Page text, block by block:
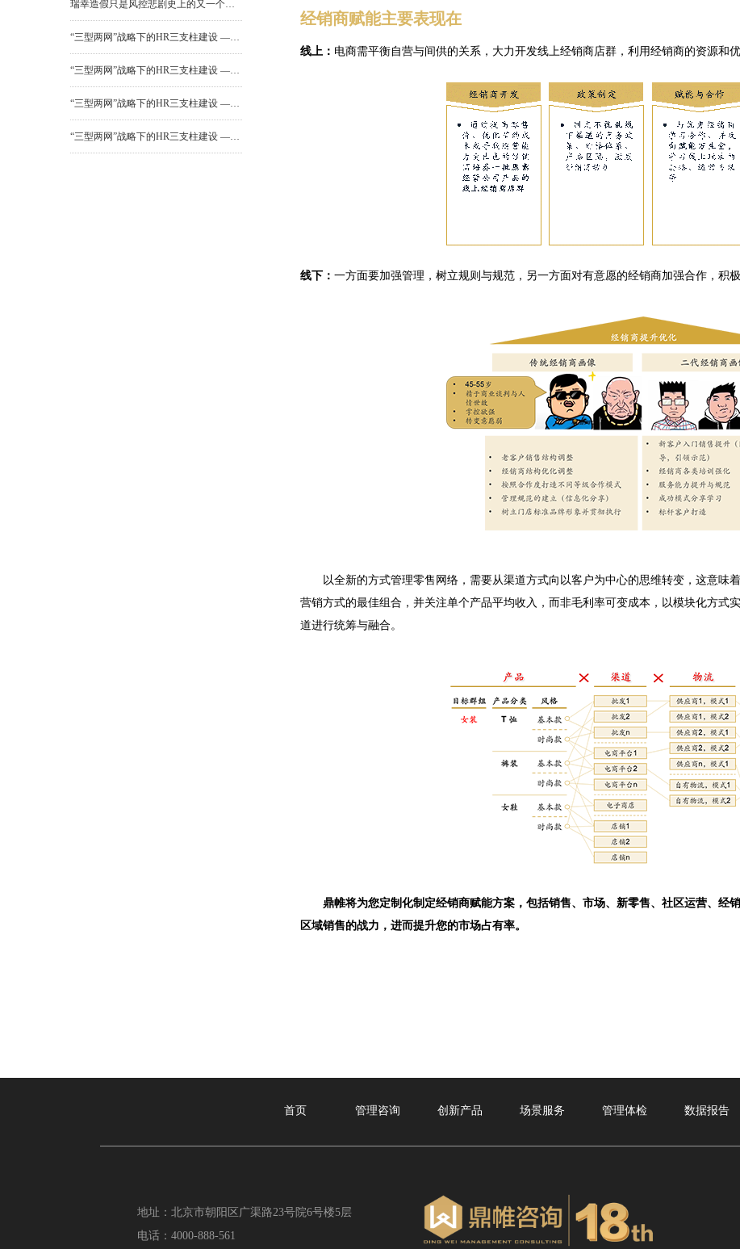
经销商赋能主要表现在
线上： 电商需平衡自营与间供的关系，大力开发线上经销商店群，利用经销商的资源和
线下： 一方面要加强管理，树立规则与规范，另一方面对有意愿的经销商加强合作，积
以全新的方式管理零售网络，需要从渠道方式向以客户为中心的思维转变，这意味
营销方式的最佳组合，并关注单个产品平均收入，而非毛利率可变成本，以模块化方式
道进行统筹与融合。
鼎帷将为您定制化制定经销商赋能方案，包括销售、市场、新零售、社区运营、经
区域销售的战力，进而提升您的市场占有率。
瑞幸造假只是风控悲剧史上的又一个雷同故事
“三型两网”战略下的HR三支柱建设 ——（四）共享服务中心建设
“三型两网”战略下的HR三支柱建设 ——（三）业务合作伙伴建设
“三型两网”战略下的HR三支柱建设 ——（二）HR专家中心建设
“三型两网”战略下的HR三支柱建设 ——（一）人力资源部门组织功能定位
地址：北京市朝阳区广渠路23号院6号楼5层
电话：4000-888-561
首页 管理咨询 创新产品 场景服务 管理体检 数据报告